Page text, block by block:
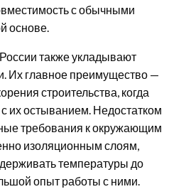
с обычными
основе.
также укладывают
Их главное преимущество —
строительства, когда
их остыванием. Недостатком
требования к окружающим
изоляционным слоям,
температуры до
опыт работы с ними.